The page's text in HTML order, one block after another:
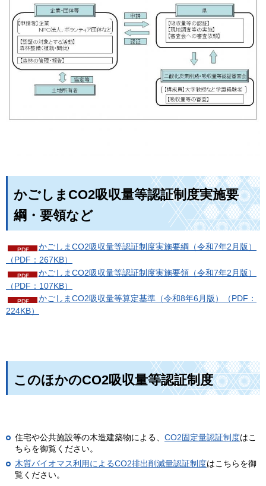
かごしまCO2吸収量等認証制度実施要
綱・要領など
かごしまCO2吸収量等認証制度実施要綱（令和7年2月版）
（PDF：267KB）
かごしまCO2吸収量等認証制度実施要領（令和7年2月版）
（PDF：107KB）
かごしまCO2吸収量等算定基準（令和8年6月版）（PDF：
224KB）
このほかのCO2吸収量等認証制度
住宅や公共施設等の木造建築物による、 CO2固定量認証制度はこ
ちらを御覧ください。
木質バイオマス利用によるCO2排出削減量認証制度はこちらを御
覧ください。